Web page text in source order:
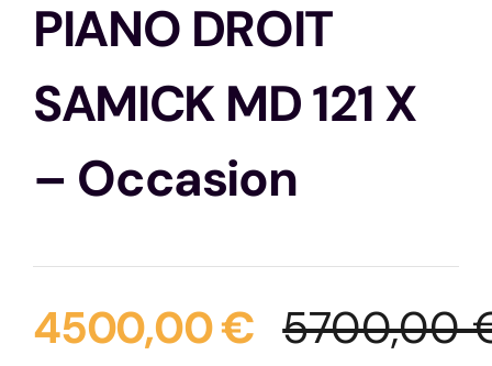
PIANO DROIT
SAMICK MD 121 X
– Occasion
5700,00
4500,00€